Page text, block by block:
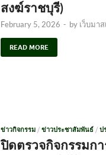
สงฆ์ราชบุรี)
February 5, 2026 - by เว็บมา
READ MORE
ข่าวกิจกรรม / ข่าวประชาสัมพันธ์ / ป
ปิดตรวจกิจกรรมก